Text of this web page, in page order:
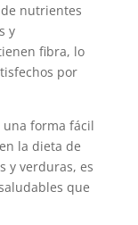
nutrientes
y
fibra, lo
por
una forma fácil
la dieta de
y verduras, es
que